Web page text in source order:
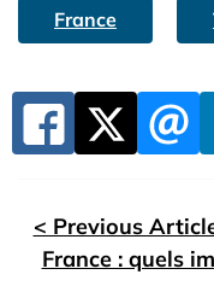
France
< Previous
France : quels